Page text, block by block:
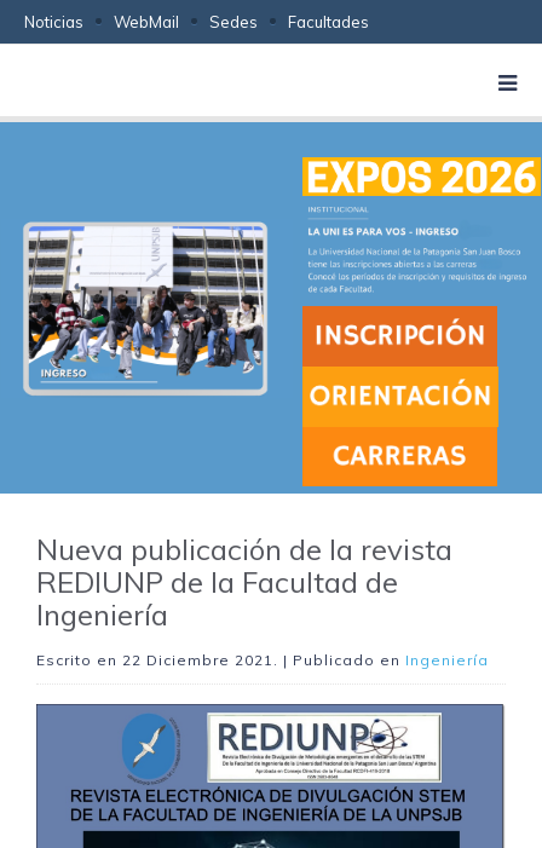
Noticias WebMail Sedes Facultades
Nueva publicación de la revista
REDIUNP de la Facultad de
Ingeniería
Escrito en 22 Diciembre 2021 . | Publicado en Ingeniería